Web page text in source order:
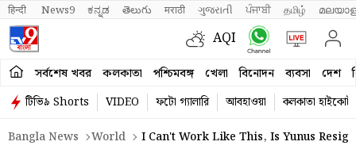
हिन्दी News9 ಕನ್ನಡ తెలుగు मराठी ગુજરાતી ਪੰਜਾਬੀ தமிழ்
AQI
সর্বশেষ খবর কলকাতা পশ্চিমবঙ্গ খেলা বিনোদন ব্যবসা দেশ
টিভি৯ Shorts VIDEO ফটো গ্যালারি আবহাওয়া
কলকাতা হাইকোর্ট
Bangla News
World I Can't Work Like This, Is Yunus